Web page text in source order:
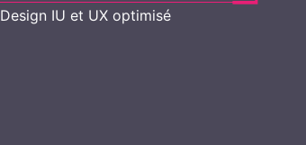
Design IU et UX optimisé